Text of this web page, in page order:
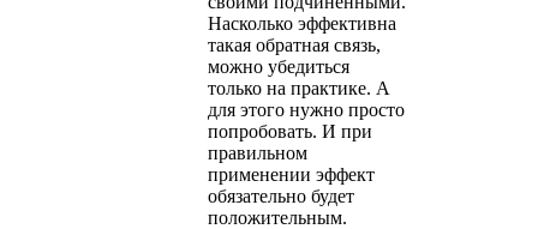
Насколько эффективна
такая обратная связь,
можно убедиться
только на практике. А
для этого нужно просто
попробовать. И при
правильном
применении эффект
обязательно будет
положительным.